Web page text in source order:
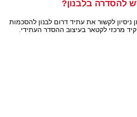
להסדרה בלבנון?
לקשור את עתיד דרום לבנון להסכמות
מרכזי לקטאר בעיצוב ההסדר העתידי.